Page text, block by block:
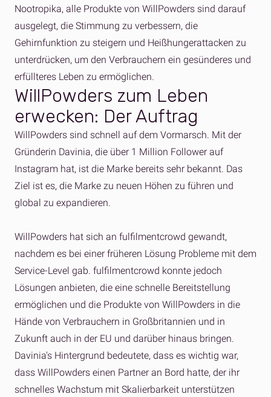
Nootropika, alle Produkte von WillPowders sind darauf
ausgelegt, die Stimmung zu verbessern, die
Gehirnfunktion zu steigern und Heißhungerattacken zu
unterdrücken, um den Verbrauchern ein gesünderes und
erfüllteres Leben zu ermöglichen.
WillPowders zum Leben
erwecken: Der Auftrag
WillPowders sind schnell auf dem Vormarsch. Mit der
Gründerin Davinia, die über 1 Million Follower auf
Instagram hat, ist die Marke bereits sehr bekannt. Das
Ziel ist es, die Marke zu neuen Höhen zu führen und
global zu expandieren.
WillPowders hat sich an fulfilmentcrowd gewandt,
nachdem es bei einer früheren Lösung Probleme mit dem
Service-Level gab. fulfilmentcrowd konnte jedoch
Lösungen anbieten, die eine schnelle Bereitstellung
ermöglichen und die Produkte von WillPowders in die
Hände von Verbrauchern in Großbritannien und in
Zukunft auch in der EU und darüber hinaus bringen.
Davinia's Hintergrund bedeutete, dass es wichtig war,
dass WillPowders einen Partner an Bord hatte, der ihr
schnelles Wachstum mit Skalierbarkeit unterstützen